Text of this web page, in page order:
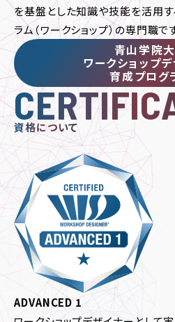
を基盤とした知識や技能を活用
ラム（ワークショップ）の専門職で
青山学院
ワークショップ
育成プログ
資格について
ADVANCED 1